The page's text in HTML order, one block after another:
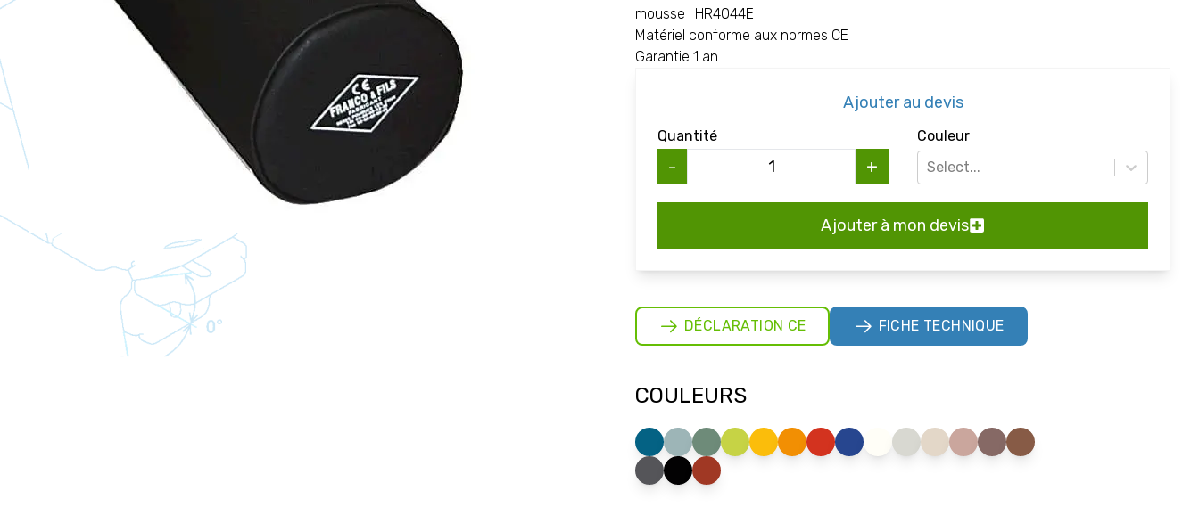
mousse : HR4044E
Matériel conforme aux normes CE
Garantie 1 an
Ajouter au devis
Quantité
- +
Couleur
Select...
Ajouter à mon devis
DÉCLARATION CE FICHE TECHNIQUE
COULEURS